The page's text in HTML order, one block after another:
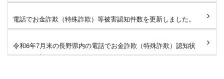
電話でお金詐欺（特殊詐欺）等被害認知件数を更新しました。
令和6年7月末の長野県内の電話でお金詐欺（特殊詐欺）認知状
況 を更新しました。